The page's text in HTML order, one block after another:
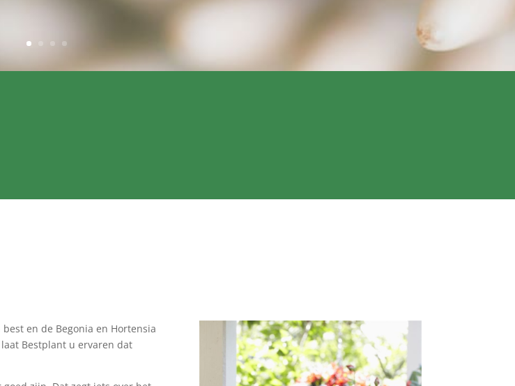
en de Begonia en Hortensia
Bestplant u ervaren dat